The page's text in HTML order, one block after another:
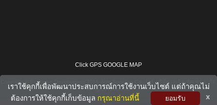
Click GPS GOOGLE MAP
Copyright © Exclusive Development 2018, Able Success Co., Ltd. บริษัท เอเบิล ซัคเซส จำกัด,
All rights reserved.
TOP
เราใช้คุกกี้เพื่อพัฒนาประสบการณ์การใช้งานเว็บไซต์ แต่ถ้าคุณไม่
ต้องการให้ใช้คุกกี้เก็บข้อมูล กรุณาอ่านที่นี้ ยอมรับ x